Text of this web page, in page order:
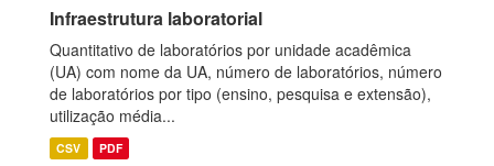
Infraestrutura laboratorial
Quantitativo de laboratórios por unidade acadêmica
(UA) com nome da UA, número de laboratórios, número
de laboratórios por tipo (ensino, pesquisa e extensão),
utilização média...
CSV PDF